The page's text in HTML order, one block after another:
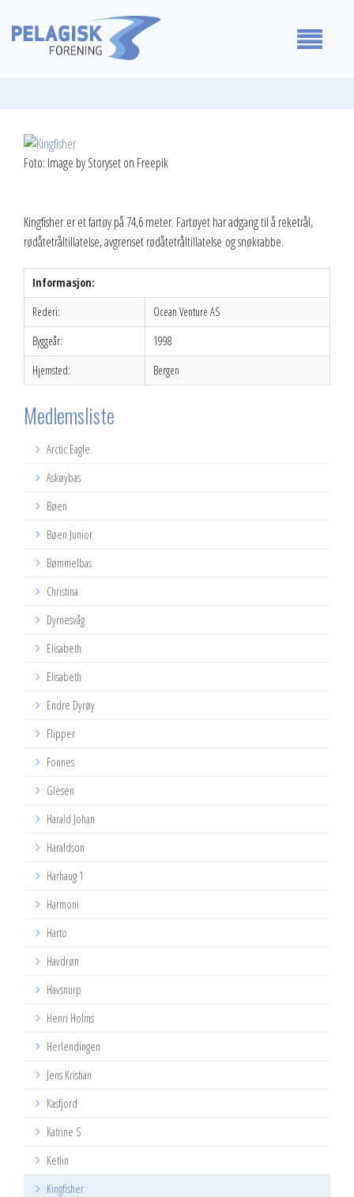
Om oss
Kontakt oss
Foto: Image by Storyset on Freepik
Kingfisher er et fartøy på 74,6 meter. Fartøyet har adgang til å reketrål,
rødåtetråltillatelse, avgrenset rødåtetråltillatelse og snøkrabbe.
Informasjon:
Rederi:
Ocean Venture AS
Byggeår:
1998
Hjemsted:
Bergen
Medlemsliste
Arctic Eagle
Askøybas
Bøen
Bøen Junior
Bømmelbas
Christina
Dyrnesvåg
Elisabeth
Elisabeth
Endre Dyrøy
Flipper
Fonnes
Glesen
Harald Johan
Haraldson
Harhaug 1
Harmoni
Harto
Havdrøn
Havsnurp
Henri Holms
Herlendingen
Jens Kristian
Kasfjord
Katrine S
Ketlin
Kingfisher